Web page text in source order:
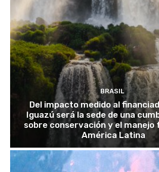
BRASIL
Del impacto medido al
Iguazú será la sede de una
sobre conservación y el
América Latina